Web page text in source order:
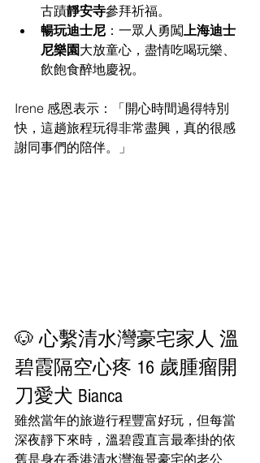
古蹟靜安寺參拜祈福。
暢玩迪士尼 ：一眾人勇闖 上海迪士
尼樂園大放童心，盡情吃喝玩樂、
飲飽食醉地慶祝。
Irene 感恩表示：「開心時間過得特別
快，這趟旅程玩得非常盡興，真的很感
謝同事們的陪伴。」
🐶 心繫清水灣豪宅家人 溫
碧霞隔空心疼 16 歲腫瘤開
刀愛犬 Bianca
雖然當年的旅遊行程豐富好玩，但每當
深夜靜下來時，溫碧霞直言最牽掛的依
舊是身在香港清水灣海景豪宅的老公